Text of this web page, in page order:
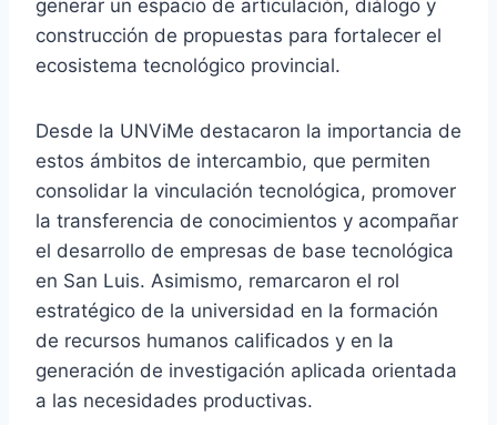
generar un espacio de articulación, diálogo y
construcción de propuestas para fortalecer el
ecosistema tecnológico provincial.
Desde la UNViMe destacaron la importancia de
estos ámbitos de intercambio, que permiten
consolidar la vinculación tecnológica, promover
la transferencia de conocimientos y acompañar
el desarrollo de empresas de base tecnológica
en San Luis. Asimismo, remarcaron el rol
estratégico de la universidad en la formación
de recursos humanos calificados y en la
generación de investigación aplicada orientada
a las necesidades productivas.